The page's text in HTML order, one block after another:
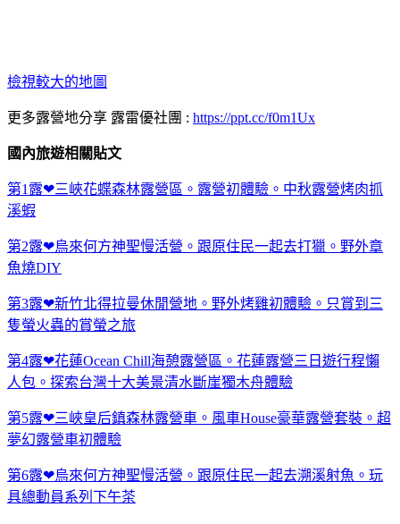
檢視較大的地圖
更多露營地分享 露雷優社團 : https://ppt.cc/f0m1Ux
國內旅遊相關貼文
第1露❤三峽花蝶森林露營區。露營初體驗。中秋露營烤肉抓
溪蝦
第2露❤烏來何方神聖慢活營。跟原住民一起去打獵。野外章
魚燒DIY
第3露❤新竹北得拉曼休閒營地。野外烤雞初體驗。只賞到三
隻螢火蟲的賞螢之旅
第4露❤花蓮Ocean Chill海憩露營區。花蓮露營三日遊行程懶
人包。探索台灣十大美景清水斷崖獨木舟體驗
第5露❤三峽皇后鎮森林露營車。風車House豪華露營套裝。超
夢幻露營車初體驗
第6露❤烏來何方神聖慢活營。跟原住民一起去溯溪射魚。玩
具總動員系列下午茶